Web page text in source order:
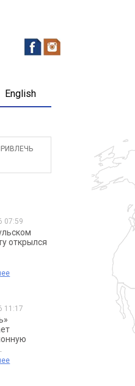
English
07:59
открылся
11:17